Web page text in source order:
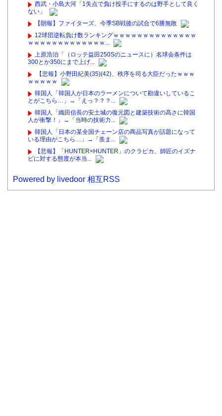
西武・小島大河「1失点で負け投手にするのは野手として良く
ない」
【朗報】ファイターズ、今季SB戦後の試合で6勝無敗
12球団逆転負け数ランキングｗｗｗｗｗｗｗｗｗｗｗｗｗｗ
ｗｗｗｗｗｗｗｗｗｗｗｗｗ...
上原浩治「（ロッテ益田250Sのニュースに）名球会条件は
300とか350にまで上げ...
【悲報】小野田紀美(35)(42)、秩序を司る大臣だったｗｗｗ
ｗｗｗｗｗ
韓国人「韓国人が日本のラーメンについて勘違いしているこ
とがこちら…」→「えっ？？？...
韓国人「織田信長の安土城の復元図と建築技術の高さに韓国
人が衝撃！」→「当時の技術力...
韓国人「日本の某全国チェーン店の商品写真が話題になって
いる理由がこちら…」→「羨ま...
【悲報】「HUNTER×HUNTER」のクラピカ、師匠のイズナ
ビに対する態度が本当...
Powered by livedoor 相互RSS